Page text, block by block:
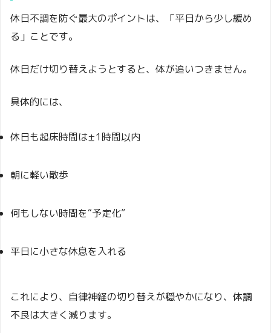
休日不調を防ぐ最大のポイントは、「平日から少し緩め
る」ことです。
休日だけ切り替えようとすると、体が追いつきません。
具体的には、
休日も起床時間は±1時間以内
朝に軽い散歩
何もしない時間を“予定化”
平日に小さな休息を入れる
これにより、自律神経の切り替えが穏やかになり、体調
不良は大きく減ります。